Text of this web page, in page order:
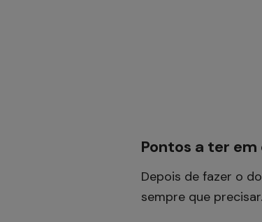
Pontos a ter
Depois de fazer o
sempre que